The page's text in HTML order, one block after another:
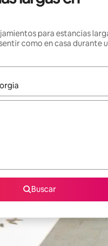
para estancias
como en casa durante
estén disponibles,
Buscar